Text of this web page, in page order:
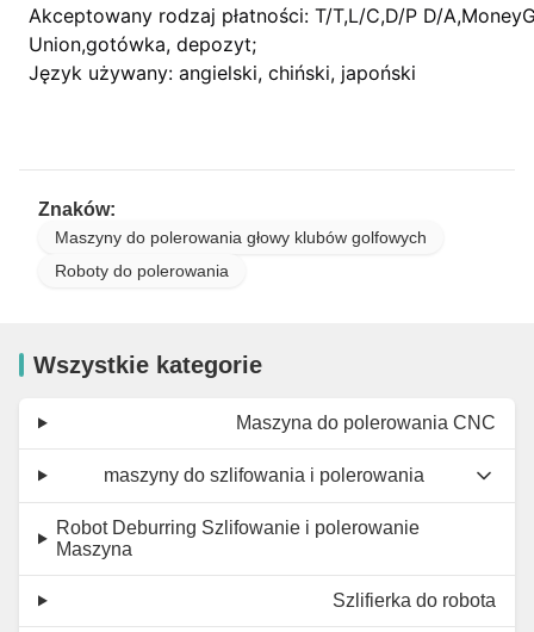
Akceptowany rodzaj płatności: T/T,L/C,D/P D/
Union,gotówka, depozyt;
Język używany: angielski, chiński, japoński
Znaków:
Maszyny do polerowania głowy klubów golfowych
Roboty do polerowania
Wszystkie kategorie
Maszyna do polerowania CNC
maszyny do szlifowania i polerowania
Robot Deburring Szlifowanie i polerowanie
Maszyna
Szlifierka do robota